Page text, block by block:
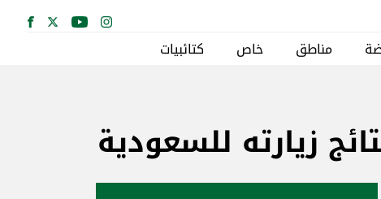
مناطق خاص كتائبيات
زيارته للسعودية